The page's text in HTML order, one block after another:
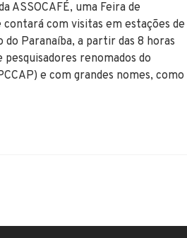
ASSOCAFÉ, uma Feira de
com visitas em estações de
Paranaíba, a partir das 8 horas
renomados do
e com grandes nomes, como